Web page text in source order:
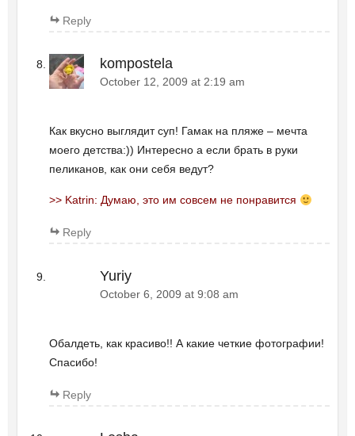
Reply
kompostela
October 12, 2009 at 2:19 am
Как вкусно выглядит суп! Гамак на пляже – мечта
моего детства:)) Интересно а если брать в руки
пеликанов, как они себя ведут?
>> Katrin: Думаю, это им совсем не понравится
Reply
Yuriy
October 6, 2009 at 9:08 am
Обалдеть, как красиво!! А какие четкие фотографии!
Спасибо!
Reply